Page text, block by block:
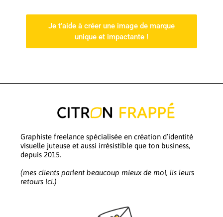
Je t’aide à créer une image de marque
unique et impactante !
Graphiste freelance spécialisée en création d’identité
visuelle juteuse et aussi irrésistible que ton business,
depuis 2015.
(mes clients parlent beaucoup mieux de moi, lis leurs
retours ici.)